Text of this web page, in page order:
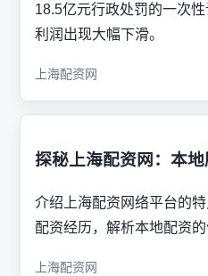
18.5亿元行政处罚的一次
利润出现大幅下滑。
上海配资网
探秘上海配资网：本
介绍上海配资网络平台的
配资经历，解析本地配资的
上海配资网